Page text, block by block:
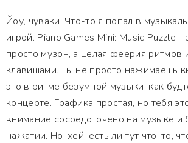
Йоу, чуваки! Что-то я попал в
игрой. Piano Games Mini: Music Puzzle -
просто музон, а целая феерия ритмов
клавишами. Ты не просто нажимаешь
это в ритме безумной музыки, как
концерте. Графика простая, но тебя
внимание сосредоточено на музыке и
нажатии. Но, хей, есть ли тут что-то,